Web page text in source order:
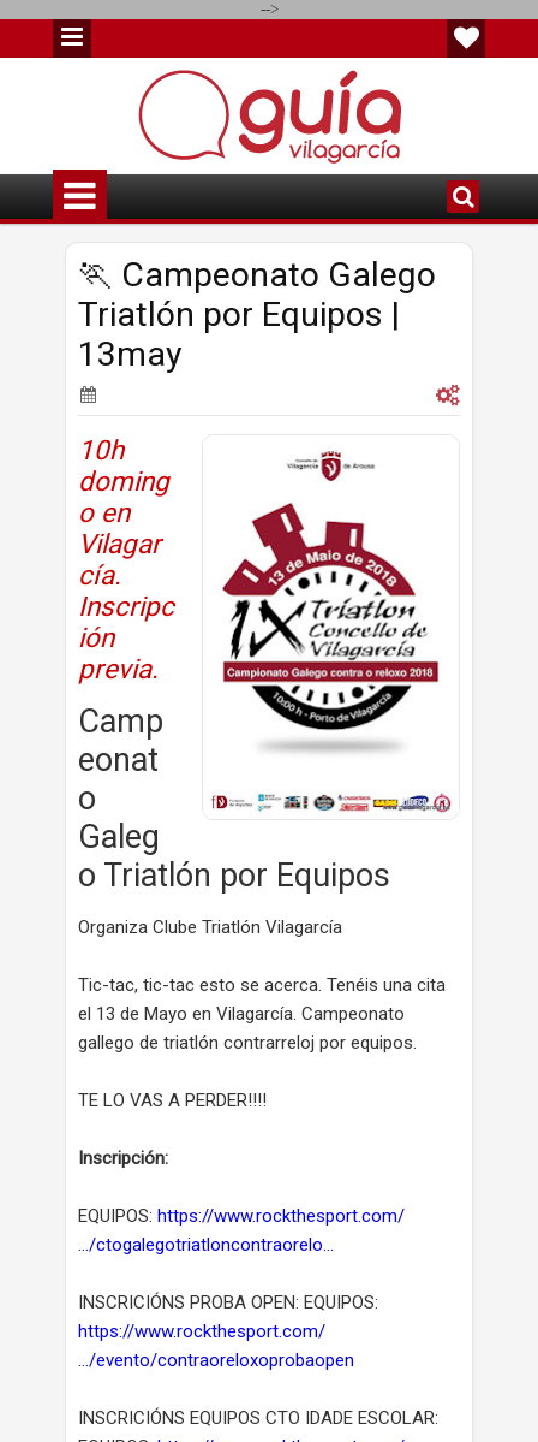
-->
🏃 Campeonato Galego
Triatlón por Equipos |
13may
10h
doming
o en
Vilagar
cía.
Inscripc
ión
previa.
Camp
eonat
o
Galeg
o Triatlón por Equipos
Organiza Clube Triatlón Vilagarcía
Tic-tac, tic-tac esto se acerca. Tenéis una cita
el 13 de Mayo en Vilagarcía. Campeonato
gallego de triatlón contrarreloj por equipos.
TE LO VAS A PERDER!!!!
Inscripción:
EQUIPOS: https://www.rockthesport.com/
…/ctogalegotriatloncontraorelo…
INSCRICIÓNS PROBA OPEN: EQUIPOS:
https://www.rockthesport.com/
…/evento/contraoreloxoprobaopen
INSCRICIÓNS EQUIPOS CTO IDADE ESCOLAR: